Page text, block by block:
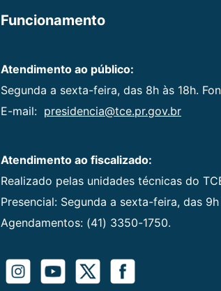
Funcionamento
Atendimento ao público:
Segunda a sexta-feira, das 8h às 18h.
E-mail: presidencia@tce.pr.gov.br
Atendimento ao fiscalizado:
Realizado pelas unidades técnicas do
Presencial: Segunda a sexta-feira, das 9h
Agendamentos: (41) 3350-1750.